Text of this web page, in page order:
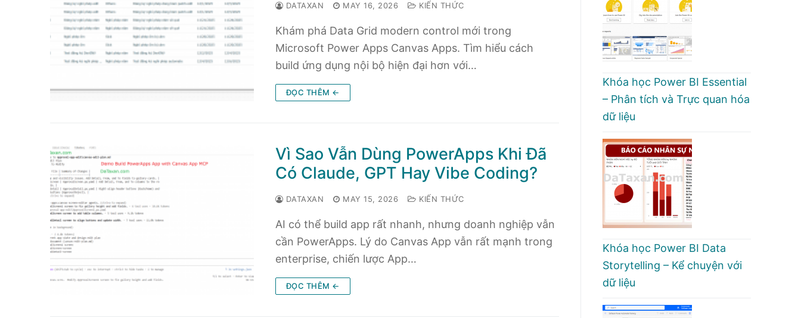
DATAXAN MAY 16, 2026 KIẾN THỨC
Khám phá Data Grid modern control mới trong
Microsoft Power Apps Canvas Apps. Tìm hiểu cách
build ứng dụng nội bộ hiện đại hơn với…
ĐỌC THÊM ←
Vì Sao Vẫn Dùng PowerApps Khi Đã
Có Claude, GPT Hay Vibe Coding?
DATAXAN MAY 15, 2026 KIẾN THỨC
AI có thể build app rất nhanh, nhưng doanh nghiệp vẫn
cần PowerApps. Lý do Canvas App vẫn rất mạnh trong
enterprise, chiến lược App…
ĐỌC THÊM ←
Khóa học Power BI Essential
– Phân tích và Trực quan hóa
dữ liệu
Khóa học Power BI Data
Storytelling – Kể chuyện với
dữ liệu